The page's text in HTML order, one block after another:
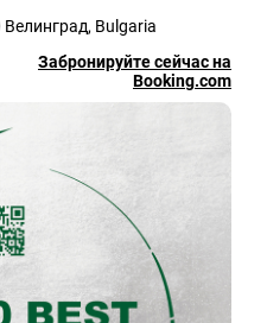
Bulgaria
Забронируйте сейчас на
Booking.com